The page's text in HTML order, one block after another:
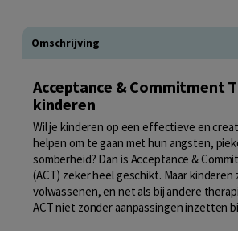
Omschrijving
Acceptance & Commitment
kinderen
Wil je kinderen op een effectieve en
helpen om te gaan met hun angsten,
somberheid? Dan is Acceptance &
(ACT) zeker heel geschikt. Maar kinderen
volwassenen, en net als bij andere
ACT niet zonder aanpassingen inzetten